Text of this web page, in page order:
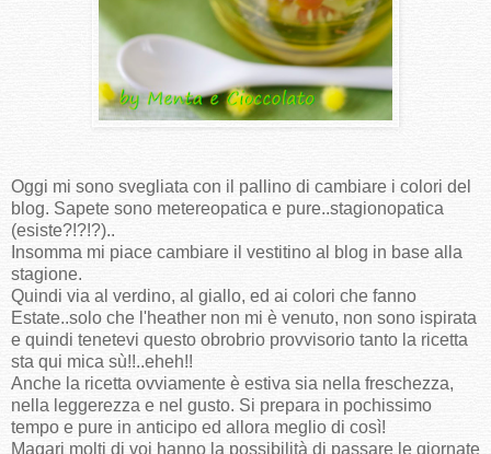
Oggi mi sono svegliata con il pallino di cambiare i colori del
blog. Sapete sono metereopatica e pure..stagionopatica
(esiste?!?!?)..
Insomma mi piace cambiare il vestitino al blog in base alla
stagione.
Quindi via al verdino, al giallo, ed ai colori che fanno
Estate..solo che l'heather non mi è venuto, non sono ispirata
e quindi tenetevi questo obrobrio provvisorio tanto la ricetta
sta qui mica sù!!..eheh!!
Anche la ricetta ovviamente è estiva sia nella freschezza,
nella leggerezza e nel gusto. Si prepara in pochissimo
tempo e pure in anticipo ed allora meglio di così!
Magari molti di voi hanno la possibilità di passare le giornate